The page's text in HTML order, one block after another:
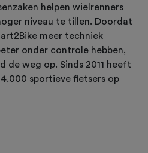
helpen wielrenners
niveau te tillen. Doordat
meer techniek
onder controle hebben,
de weg op. Sinds 2011 heeft
sportieve fietsers op